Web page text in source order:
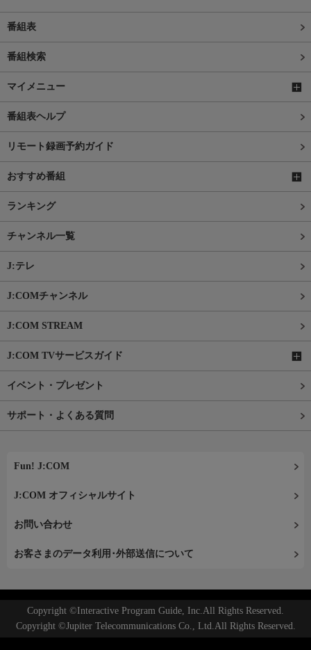
番組表
番組検索
マイメニュー
番組表ヘルプ
リモート録画予約ガイド
おすすめ番組
ランキング
チャンネル一覧
J:テレ
J:COMチャンネル
J:COM STREAM
J:COM TVサービスガイド
イベント・プレゼント
サポート・よくある質問
Fun! J:COM
J:COM オフィシャルサイト
お問い合わせ
お客さまのデータ利用･外部送信について
Copyright ©Interactive Program Guide, Inc.All Rights Reserved.
Copyright ©Jupiter Telecommunications Co., Ltd.All Rights Reserved.